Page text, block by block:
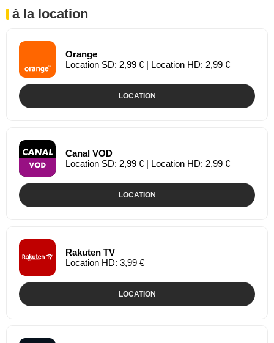
à la location
Orange
Location SD: 2,99 € | Location HD: 2,99 €
LOCATION
Canal VOD
Location SD: 2,99 € | Location HD: 2,99 €
LOCATION
Rakuten TV
Location HD: 3,99 €
LOCATION